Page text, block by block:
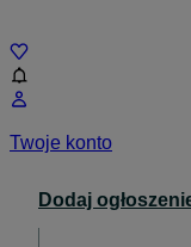
Twoje konto
Dodaj